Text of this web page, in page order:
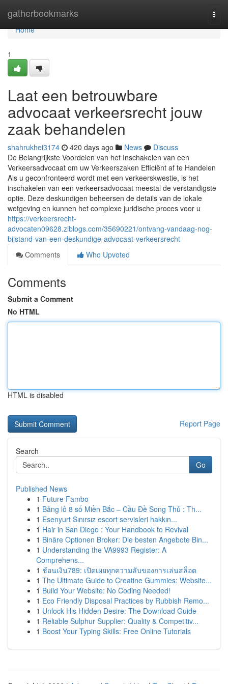
gatherbookmarks
Home
Home
1
Laat een betrouwbare
advocaat verkeersrecht jouw
zaak behandelen
shahrukhei3174 420 days ago News
Discuss
De Belangrijkste Voordelen van het Inschakelen van een
Verkeersadvocaat om uw Verkeerszaken Efficiënt af te Handelen
Als u geconfronteerd wordt met een verkeerskwestie, is het
inschakelen van een verkeersadvocaat meestal de verstandigste
optie. Deze deskundigen beheersen de details van de lokale
wetgeving en kunnen het complexe juridische proces voor u
https://verkeersrecht-
advocaten09628.ziblogs.com/35690221/ontvang-vandaag-nog-
bijstand-van-een-deskundige-advocaat-verkeersrecht
Comments
Who Upvoted
Comments
Submit a Comment
No HTML
HTML is disabled
Report Page
Search
Go
Published News
1 Future Fambo
1 Bảng lô 8 số Miền Bắc – Cầu Đề Song Thủ : Th...
1 Esenyurt Sınırsız escort servisleri hakkın...
1 Hair in San Diego : Your Handbook to Revival
1 Binäre Optionen Broker: Die besten Angebote Bin...
1 Understanding the VA9993 Register: A
Comprehens...
1 ช้อนเงิน789: เปิดเผยทุกความลับของการเล่นสล็อต
1 The Ultimate Guide to Creatine Gummies: Website...
1 Build Your Website: No Coding Needed!
1 Eco Friendly Disposal Practices by Rubbish Remo...
1 Unlock His Hidden Desire: The Download Guide
1 Reliable Sulphur Supplier: Quality & Competitiv...
1 Boost Your Typing Skills: Free Online Tutorials